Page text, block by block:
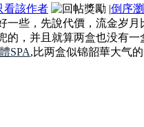
看該作者 |倒序
一些，先說代價，流金岁
的，并且就算两盒也没有
SPA,比两盒似锦韶華大气的